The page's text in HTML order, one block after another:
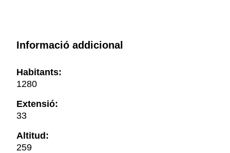
Informació addicional
Habitants:
1280
Extensió:
33
Altitud:
259